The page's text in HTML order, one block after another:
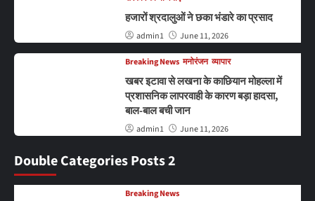
हजारों श्रदालुओं ने छका भंडारे का प्रसाद
admin1 June 11, 2026
Breaking News मनोरंजन व्यापार
खबर इटावा से लखना के काछियान मोहल्ला में
प्रशासनिक लापरवाही के कारण बड़ा हादसा,
बाल-बाल बची जान
admin1 June 11, 2026
Double Categories Posts 2
Breaking News